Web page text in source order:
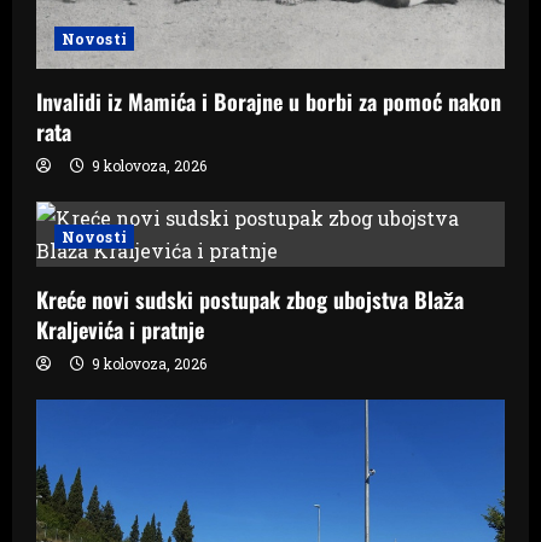
Novosti
Invalidi iz Mamića i Borajne u borbi za pomoć nakon
rata
9 kolovoza, 2026
Novosti
Kreće novi sudski postupak zbog ubojstva Blaža
Kraljevića i pratnje
9 kolovoza, 2026